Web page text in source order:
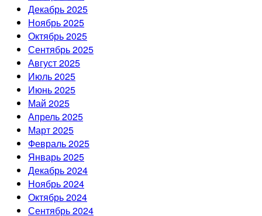
Декабрь 2025
Ноябрь 2025
Октябрь 2025
Сентябрь 2025
Август 2025
Июль 2025
Июнь 2025
Май 2025
Апрель 2025
Март 2025
Февраль 2025
Январь 2025
Декабрь 2024
Ноябрь 2024
Октябрь 2024
Сентябрь 2024